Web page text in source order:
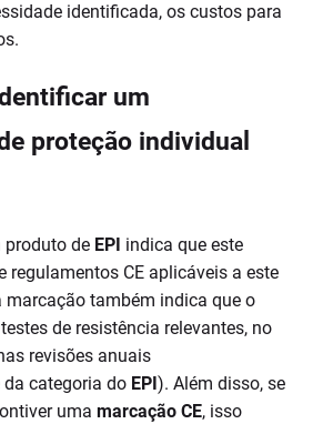
identificada, os custos para
um
proteção individual
produto de EPI indica que este
regulamentos CE aplicáveis a este
marcação também indica que o
de resistência relevantes, no
revisões anuais
da categoria do EPI). Além disso, se
umamarcação CE, isso